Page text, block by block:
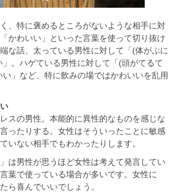
、特に褒めるところがないような相手に対
かわいい」といった言葉を使って切り抜け
な話、太っている男性に対して「(体がぷに
。ハゲている男性に対して「(頭がてるて
」など、特に飲みの場ではかわいいを乱用
スの男性。本能的に異性的なものを感じな
ったりする。女性はそういったことに敏感
いない相手でもわかったりします。
は男性が思うほど女性は考えて発言してい
葉で使っている場合が多いです。女性に
ら喜んでいいでしょう。